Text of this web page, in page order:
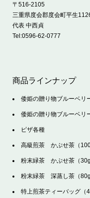
〒516-2105
三重県度会郡度会町平生
代表 中西貞
Tel:0596-62-0777
商品ラインナップ
倭姫の贈り物ブルーベリ
倭姫の贈り物ブルーベリ
ピザ各種
高級煎茶 かぶせ茶（
粉末緑茶 かぶせ茶（30g
粉末緑茶 深蒸し茶（80g
特上煎茶ティーバッグ（